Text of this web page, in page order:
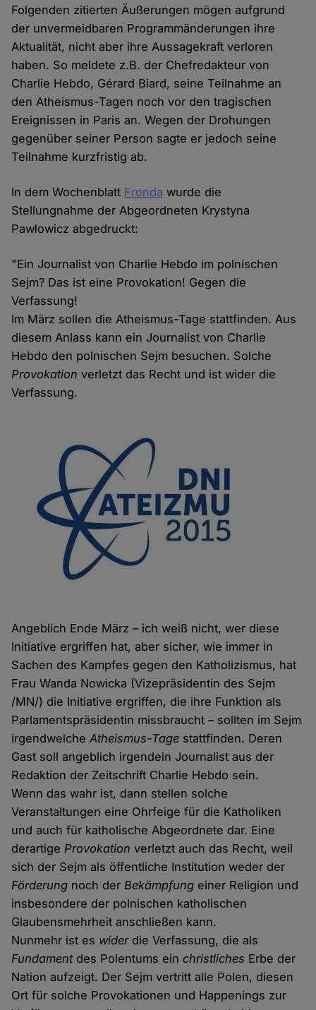
Folgenden zitierten Äußerungen mögen aufgrund
der unvermeidbaren Programmänderungen ihre
Aktualität, nicht aber ihre Aussagekraft verloren
haben. So meldete z.B. der Chefredakteur von
Charlie Hebdo, Gérard Biard, seine Teilnahme an
den Atheismus-Tagen noch vor den tragischen
Ereignissen in Paris an. Wegen der Drohungen
gegenüber seiner Person sagte er jedoch seine
Teilnahme kurzfristig ab.
In dem Wochenblatt Fronda wurde die
Stellungnahme der Abgeordneten Krystyna
Pawłowicz abgedruckt:
"Ein Journalist von Charlie Hebdo im polnischen
Sejm? Das ist eine Provokation! Gegen die
Verfassung!
Im März sollen die Atheismus-Tage stattfinden. Aus
diesem Anlass kann ein Journalist von Charlie
Hebdo den polnischen Sejm besuchen. Solche
Provokation verletzt das Recht und ist wider die
Verfassung.
Angeblich Ende März – ich weiß nicht, wer diese
Initiative ergriffen hat, aber sicher, wie immer in
Sachen des Kampfes gegen den Katholizismus, hat
Frau Wanda Nowicka (Vizepräsidentin des Sejm
/MN/) die Initiative ergriffen, die ihre Funktion als
Parlamentspräsidentin missbraucht – sollten im Sejm
irgendwelcheAtheismus-Tage stattfinden. Deren
Gast soll angeblich irgendein Journalist aus der
Redaktion der Zeitschrift Charlie Hebdo sein.
Wenn das wahr ist, dann stellen solche
Veranstaltungen eine Ohrfeige für die Katholiken
und auch für katholische Abgeordnete dar. Eine
derartigeProvokation verletzt auch das Recht, weil
sich der Sejm als öffentliche Institution weder der
Förderung noch derBekämpfung einer Religion und
insbesondere der polnischen katholischen
Glaubensmehrheit anschließen kann.
Nunmehr ist es widerdie Verfassung, die als
Fundamentdes Polentums einchristliches Erbe der
Nation aufzeigt. Der Sejm vertritt alle Polen, diesen
Ort für solche Provokationen und Happenings zur